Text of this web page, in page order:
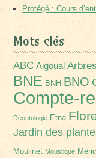
Protégé : Cours
Mots clés
ABC Aigoual Arbres
BNE BNH BNO
Compte-
Déontologie Etna
Jardin des
Moulinet Moustique Méric